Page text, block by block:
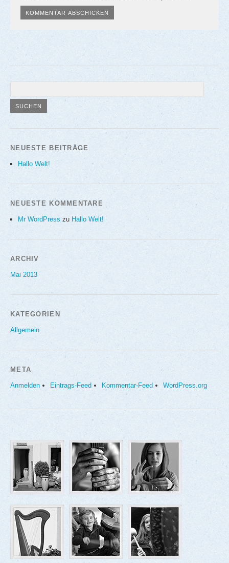
NEUESTE BEITRÄGE
Hallo Welt!
NEUESTE KOMMENTARE
Mr WordPress zu Hallo Welt!
ARCHIV
Mai 2013
KATEGORIEN
Allgemein
META
Anmelden Eintrags-Feed Kommentar-Feed WordPress.org